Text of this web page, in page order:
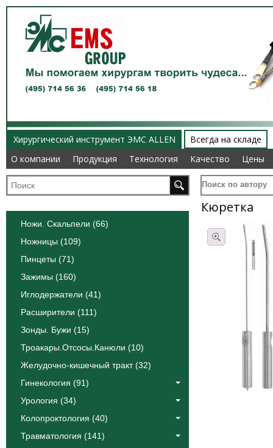
Хирургический инструмент ЭМС ALLEN
О компании
Продукция Технология Качество Цены
Всегда на складе
О компании
Продукция Технология Качество Цены
Поиск по автору
Ножи. Скальпели (66)
Ножницы (109)
Пинцеты (71)
Зажимы (160)
Иглодержатели (41)
Расширители (111)
Зонды. Бужи (15)
Троакары.Отсосы.Канюли (10)
Желудочно-кишечный тракт (32)
Гинекология (91)
Урология (34)
Колопроктология (40)
Травматология (141)
Кюретка